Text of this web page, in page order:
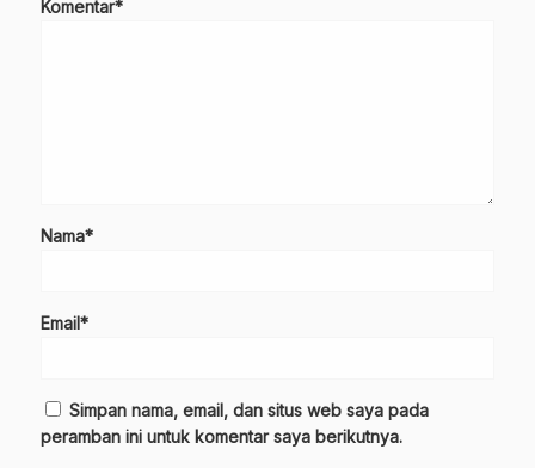
Komentar*
Nama*
Email*
Simpan nama, email, dan situs web saya pada
peramban ini untuk komentar saya berikutnya.